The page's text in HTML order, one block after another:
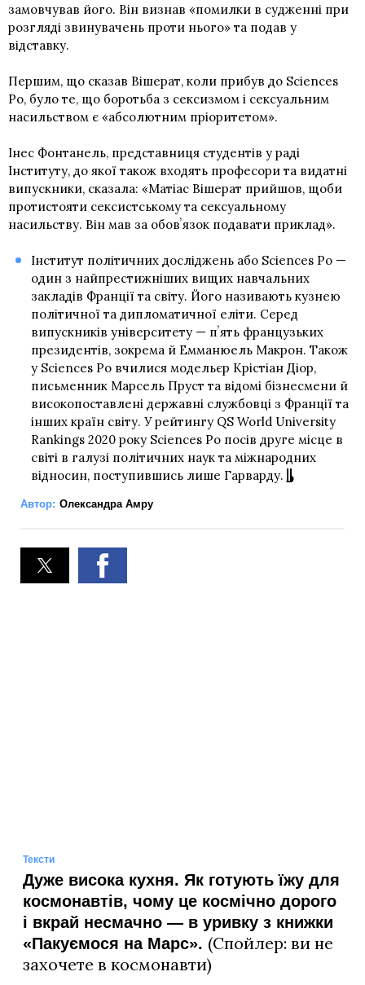
замовчував його. Він визнав «помилки в судженні при
розгляді звинувачень проти нього» та подав у
відставку.
Першим, що сказав Вішерат, коли прибув до Sciences
Po, було те, що боротьба з сексизмом і сексуальним
насильством є «абсолютним пріоритетом».
Інес Фонтанель, представниця студентів у раді
Інституту, до якої також входять професори та видатні
випускники, сказала: «Матіас Вішерат прийшов, щоби
протистояти сексистському та сексуальному
насильству. Він мав за обовʼязок подавати приклад».
Інститут політичних досліджень або Sciences Po —
один з найпрестижніших вищих навчальних
закладів Франції та світу. Його називають кузнею
політичної та дипломатичної еліти. Серед
випускників університету — пʼять французьких
президентів, зокрема й Емманюель Макрон. Також
у Sciences Po вчилися модельєр Крістіан Діор,
письменник Марсель Пруст та відомі бізнесмени й
високопоставлені державні службовці з Франції та
інших країн світу. У рейтингу QS World University
Rankings 2020 року Sciences Po посів друге місце в
світі в галузі політичних наук та міжнародних
відносин, поступившись лише Гарварду.
Автор: Олександра Амру